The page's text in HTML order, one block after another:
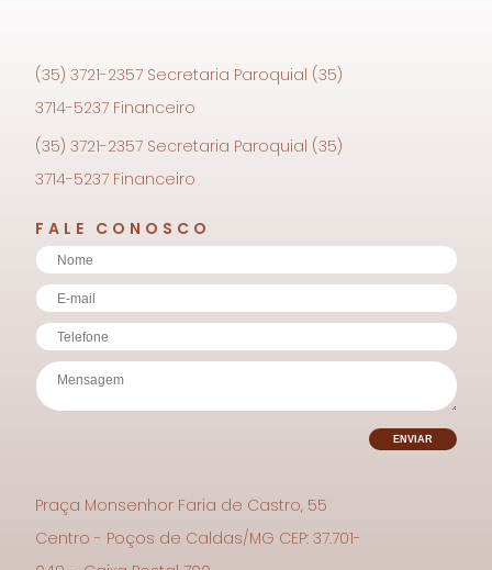
(35) 3721-2357 Secretaria Paroquial (35)
3714-5237 Financeiro
(35) 3721-2357 Secretaria Paroquial (35)
3714-5237 Financeiro
FALE CONOSCO
Praça Monsenhor Faria de Castro, 55
Centro - Poços de Caldas/MG CEP: 37.701-